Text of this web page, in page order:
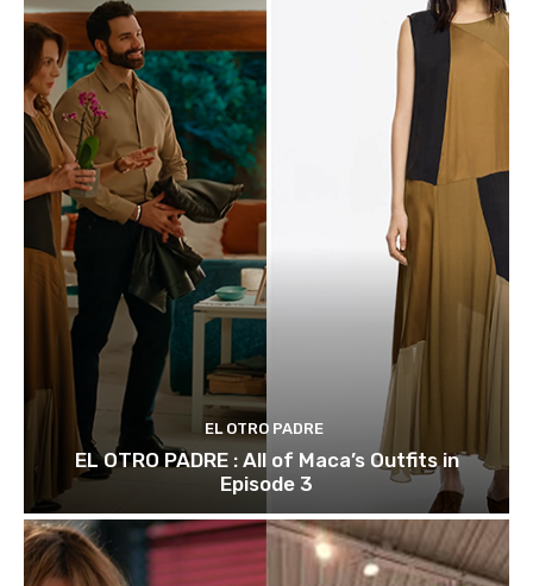
EL OTRO PADRE
EL OTRO PADRE : All of Maca’s Outfits in
Episode 3